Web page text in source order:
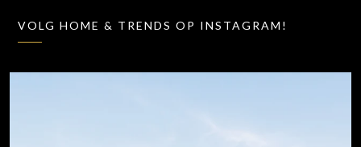
VOLG HOME & TRENDS OP INSTAGRAM!